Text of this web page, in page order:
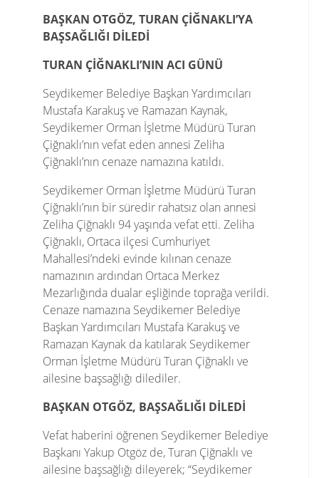
BAŞKAN OTGÖZ, TURAN ÇİĞNAKLI’YA
BAŞSAĞLIĞI DİLEDİ
TURAN ÇİĞNAKLI’NIN ACI GÜNÜ
Seydikemer Belediye Başkan Yardımcıları
Mustafa Karakuş ve Ramazan Kaynak,
Seydikemer Orman İşletme Müdürü Turan
Çiğnaklı’nın vefat eden annesi Zeliha
Çiğnaklı’nın cenaze namazına katıldı.
Seydikemer Orman İşletme Müdürü Turan
Çiğnaklı’nın bir süredir rahatsız olan annesi
Zeliha Çiğnaklı 94 yaşında vefat etti. Zeliha
Çiğnaklı, Ortaca ilçesi Cumhuriyet
Mahallesi’ndeki evinde kılınan cenaze
namazının ardından Ortaca Merkez
Mezarlığında dualar eşliğinde toprağa verildi.
Cenaze namazına Seydikemer Belediye
Başkan Yardımcıları Mustafa Karakuş ve
Ramazan Kaynak da katılarak Seydikemer
Orman İşletme Müdürü Turan Çiğnaklı ve
ailesine başsağlığı dilediler.
BAŞKAN OTGÖZ, BAŞSAĞLIĞI DİLEDİ
Vefat haberini öğrenen Seydikemer Belediye
Başkanı Yakup Otgöz de, Turan Çiğnaklı ve
ailesine başsağlığı dileyerek; “Seydikemer